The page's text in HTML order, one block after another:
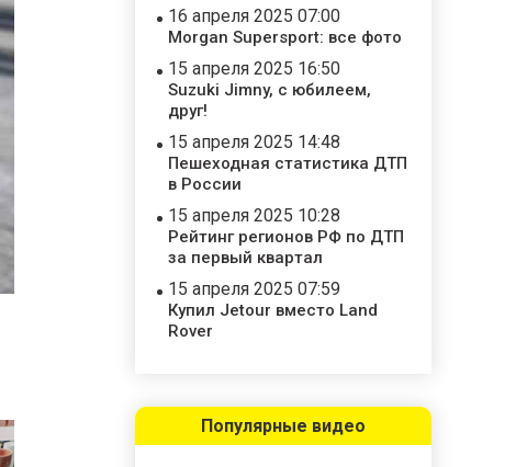
16 апреля 2025 07:00
Morgan Supersport: все фото
15 апреля 2025 16:50
Suzuki Jimny, с юбилеем,
друг!
15 апреля 2025 14:48
Пешеходная статистика ДТП
в России
15 апреля 2025 10:28
Рейтинг регионов РФ по ДТП
за первый квартал
15 апреля 2025 07:59
Купил Jetour вместо Land
Rover
Популярные видео